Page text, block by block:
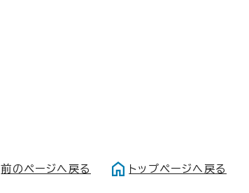
前のページへ戻る トップページへ戻る